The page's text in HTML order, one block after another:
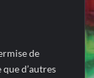
de
d’autres